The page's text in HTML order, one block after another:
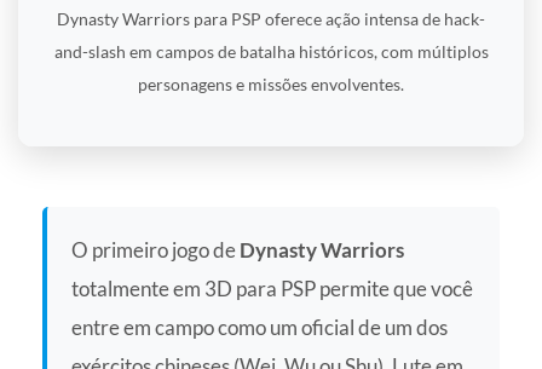
Dynasty Warriors para PSP oferece ação intensa de hack-
and-slash em campos de batalha históricos, com múltiplos
personagens e missões envolventes.
O primeiro jogo deDynasty Warriors
totalmente em 3D para PSP permite que você
entre em campo como um oficial de um dos